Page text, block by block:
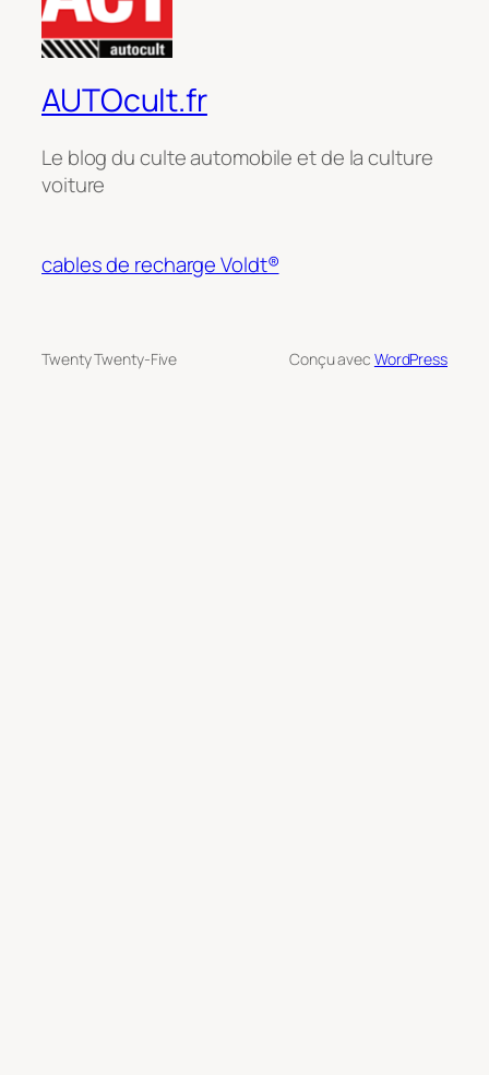
AUTOcult.fr
Le blog du culte automobile et de la culture
voiture
cables de recharge Voldt®
Twenty Twenty-Five Conçu avec WordPress